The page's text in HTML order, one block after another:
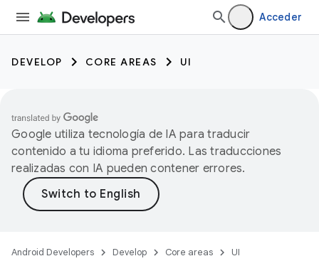
Acceder
DEVELOP CORE AREAS UI
Google utiliza tecnología de IA para traducir
contenido a tu idioma preferido. Las traducciones
realizadas con IA pueden contener errores.
Android Developers Develop Core areas
UI